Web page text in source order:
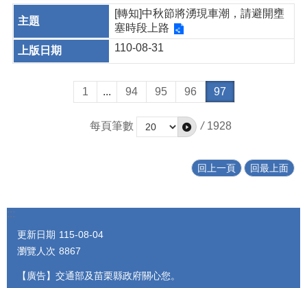
[轉知]中秋節將湧現車潮，請避開壅
塞時段上路
110-08-31
1 ... 94 95 96 97
每頁筆數 / 1928
回上一頁 回最上面
:::
更新日期 115-08-04
瀏覽人次 8867
【廣告】交通部及苗栗縣政府關心您。